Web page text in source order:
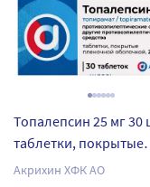
Топалепсин 25 мг 30
таблетки, покрытые
пленочной оболочкой
Акрихин ХФК АО